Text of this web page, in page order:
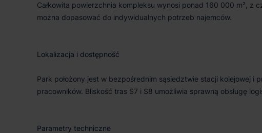
Całkowita powierzchnia kompleksu wynosi ponad 160 000 m², z
można dopasować do indywidualnych potrzeb najemców.
Lokalizacja i dostępność
Park położony jest w bezpośrednim sąsiedztwie stacji kolejowej
pracowników. Bliskość tras S7 i S8 umożliwia sprawną obsługę
Parametry techniczne